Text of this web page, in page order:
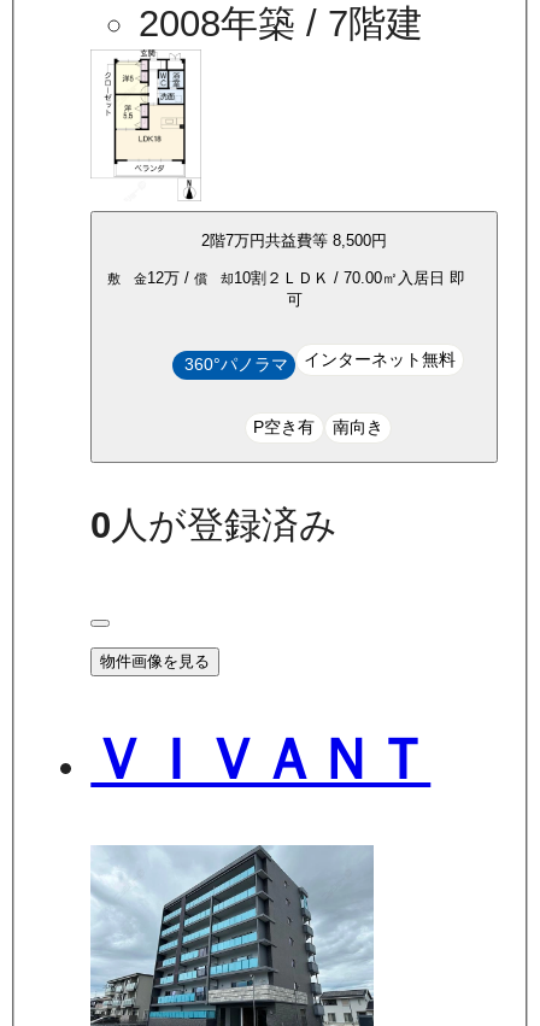
2008年築 / 7階建
2階7万円共益費等8,500円
敷 金12万 /償 却10割 ２ＬＤＫ /70.00㎡ 入居日 即
可
360°パノラマ インターネット無料
P空き有 南向き
0人が登録済み
物件画像を見る
ＶＩＶＡＮＴ